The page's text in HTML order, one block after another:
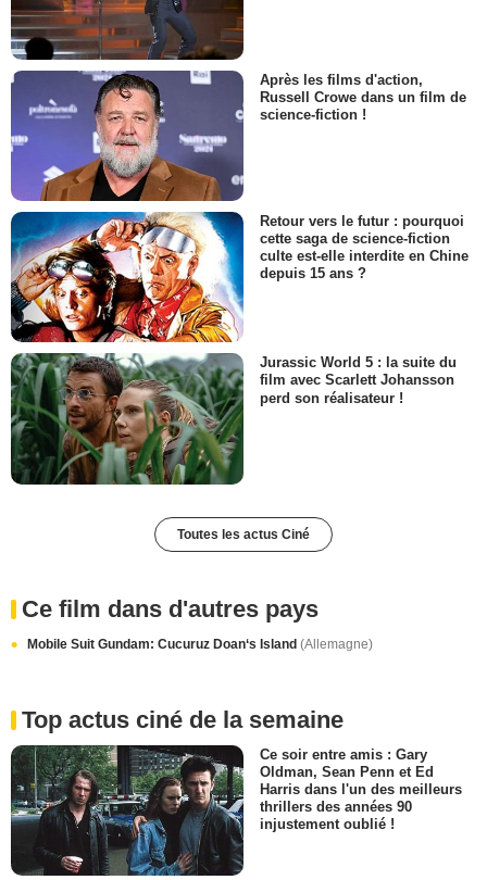
Après les films d'action,
Russell Crowe dans un film de
science-fiction !
Retour vers le futur : pourquoi
cette saga de science-fiction
culte est-elle interdite en Chine
depuis 15 ans ?
Jurassic World 5 : la suite du
film avec Scarlett Johansson
perd son réalisateur !
Toutes les actus Ciné
Ce film dans d'autres pays
Mobile Suit Gundam: Cucuruz Doan‘s Island (Allemagne)
Top actus ciné de la semaine
Ce soir entre amis : Gary
Oldman, Sean Penn et Ed
Harris dans l'un des meilleurs
thrillers des années 90
injustement oublié !